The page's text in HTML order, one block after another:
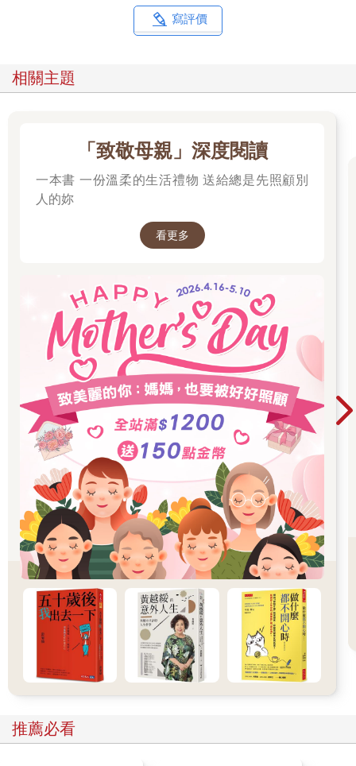
寫評價
相關主題
「致敬母親」深度閱讀
一本書 一份溫柔的生活禮物 送給總是先照顧別
人的妳
看更多
推薦必看